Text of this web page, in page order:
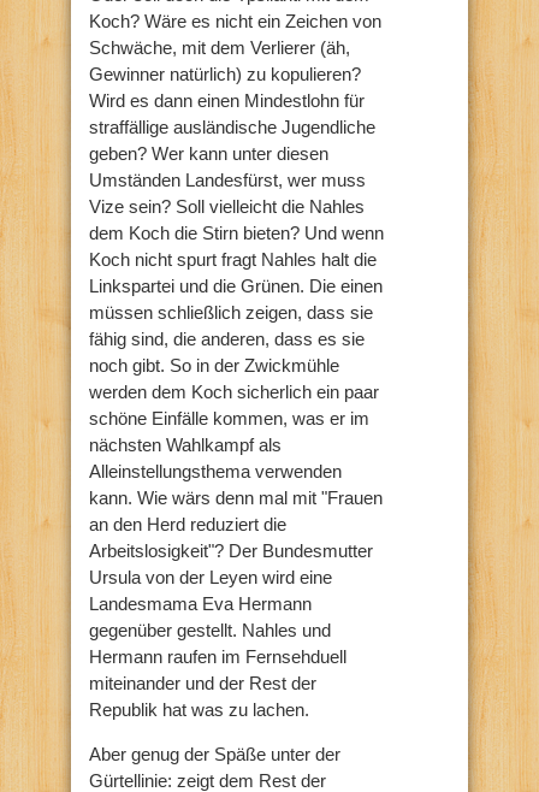
Koch? Wäre es nicht ein Zeichen von
Schwäche, mit dem Verlierer (äh,
Gewinner natürlich) zu kopulieren?
Wird es dann einen Mindestlohn für
straffällige ausländische Jugendliche
geben? Wer kann unter diesen
Umständen Landesfürst, wer muss
Vize sein? Soll vielleicht die Nahles
dem Koch die Stirn bieten? Und wenn
Koch nicht spurt fragt Nahles halt die
Linkspartei und die Grünen. Die einen
müssen schließlich zeigen, dass sie
fähig sind, die anderen, dass es sie
noch gibt. So in der Zwickmühle
werden dem Koch sicherlich ein paar
schöne Einfälle kommen, was er im
nächsten Wahlkampf als
Alleinstellungsthema verwenden
kann. Wie wärs denn mal mit "Frauen
an den Herd reduziert die
Arbeitslosigkeit"? Der Bundesmutter
Ursula von der Leyen wird eine
Landesmama Eva Hermann
gegenüber gestellt. Nahles und
Hermann raufen im Fernsehduell
miteinander und der Rest der
Republik hat was zu lachen.
Aber genug der Späße unter der
Gürtellinie: zeigt dem Rest der